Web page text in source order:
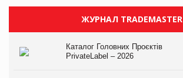
ЖУРНАЛ TRADEMASTER
Каталог Головних Проєктів
PrivateLabel – 2026